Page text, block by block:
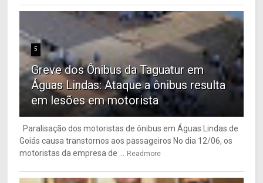
5
Greve dos Ônibus da Taguatur em
Águas Lindas: Ataque a ônibus resulta
em lesões em motorista
Paralisação dos motoristas de ônibus em Águas Lindas de
Goiás causa transtornos aos passageiros No dia 12/06, os
motoristas da empresa de ... Readmore
6